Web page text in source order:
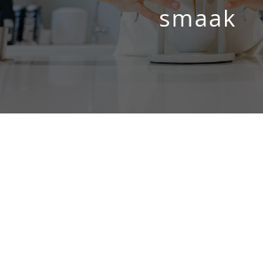
smaak